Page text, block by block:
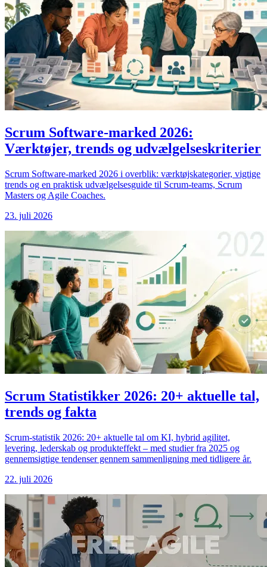
Scrum Software-marked 2026:
Værktøjer, trends og udvælgelseskriterier
Scrum Software-marked 2026 i overblik: værktøjskategorier, vigtige
trends og en praktisk udvælgelsesguide til Scrum-teams, Scrum
Masters og Agile Coaches.
23. juli 2026
Scrum Statistikker 2026: 20+ aktuelle tal,
trends og fakta
Scrum-statistik 2026: 20+ aktuelle tal om KI, hybrid agilitet,
levering, lederskab og produkteffekt – med studier fra 2025 og
gennemsigtige tendenser gennem sammenligning med tidligere år.
22. juli 2026